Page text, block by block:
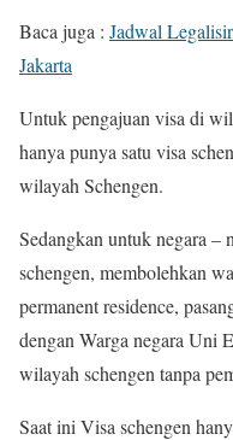
Baca juga : Jadwal
Jakarta
Untuk pengajuan visa di
hanya punya satu visa
wilayah Schengen.
Sedangkan untuk negara –
schengen, membolehkan
permanent residence,
dengan Warga negara Uni
wilayah schengen tanpa
Saat ini Visa schengen